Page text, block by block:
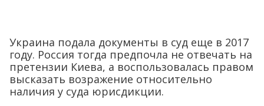
Украина подала документы в суд еще в 2017
году. Россия тогда предпочла не отвечать на
претензии Киева, а воспользовалась правом
высказать возражение относительно
наличия у суда юрисдикции.